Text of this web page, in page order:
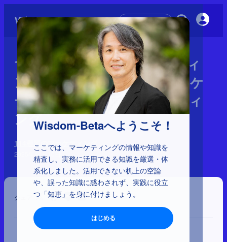
Wisdom-Betaへようこそ！
ここでは、マーケティングの情報や知識を
精査し、実務に活用できる知識を厳選・体
系化しました。活用できない机上の空論
や、誤った知識に惑わされず、実践に役立
つ「知恵」を身に付けましょう。
はじめる
初めての方へ
1-1-21：カスタマーマーケティ
ング、カスタマーベースマーケ
ティング、価値主導マーケティ
ング
114種類のマーケティング
2025年10月10日
シェア